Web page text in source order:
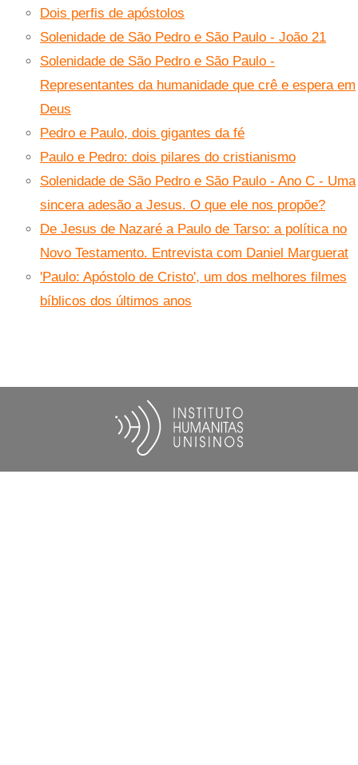
Dois perfis de apóstolos
Solenidade de São Pedro e São Paulo - João 21
Solenidade de São Pedro e São Paulo -
Representantes da humanidade que crê e espera em
Deus
Pedro e Paulo, dois gigantes da fé
Paulo e Pedro: dois pilares do cristianismo
Solenidade de São Pedro e São Paulo - Ano C - Uma
sincera adesão a Jesus. O que ele nos propõe?
De Jesus de Nazaré a Paulo de Tarso: a política no
Novo Testamento. Entrevista com Daniel Marguerat
'Paulo: Apóstolo de Cristo', um dos melhores filmes
bíblicos dos últimos anos